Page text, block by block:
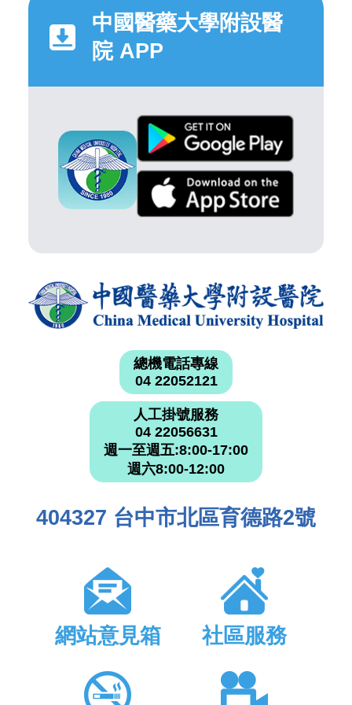
中國醫藥大學附設醫
院 APP
總機電話專線
04 22052121
人工掛號服務
04 22056631
週一至週五:8:00-17:00
週六8:00-12:00
404327 台中市北區育德路2號
網站意見箱 社區服務